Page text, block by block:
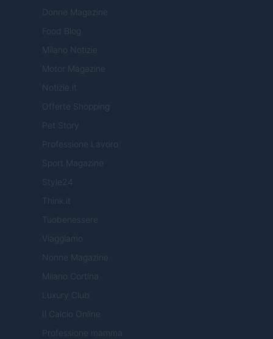
Donne Magazine
Food Blog
Milano Notizie
Motor Magazine
Notizie.it
Offerte Shopping
Pet Story
Professione Lavoro
Sport Magazine
Style24
Think.it
Tuobenessere
Viaggiamo
Nonne Magazine
Milano Cortina
Luxury Club
Il Calcio Online
Professione mamma